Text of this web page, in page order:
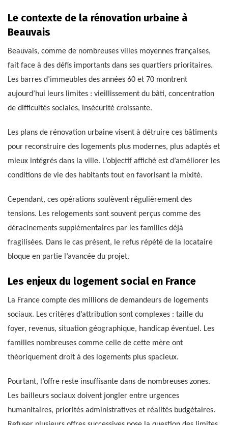
Le contexte de la rénovation urbaine à
Beauvais
Beauvais, comme de nombreuses villes moyennes françaises,
fait face à des défis importants dans ses quartiers prioritaires.
Les barres d’immeubles des années 60 et 70 montrent
aujourd’hui leurs limites : vieillissement du bâti, concentration
de difficultés sociales, insécurité croissante.
Les plans de rénovation urbaine visent à détruire ces bâtiments
pour reconstruire des logements plus modernes, plus adaptés et
mieux intégrés dans la ville. L’objectif affiché est d’améliorer les
conditions de vie des habitants tout en favorisant la mixité.
Cependant, ces opérations soulèvent régulièrement des
tensions. Les relogements sont souvent perçus comme des
déracinements supplémentaires par les familles déjà
fragilisées. Dans le cas présent, le refus répété de la locataire
bloque en partie l’avancée du projet.
Les enjeux du logement social en France
La France compte des millions de demandeurs de logements
sociaux. Les critères d’attribution sont complexes : taille du
foyer, revenus, situation géographique, handicap éventuel. Les
familles nombreuses comme celle de cette mère ont
théoriquement droit à des logements plus spacieux.
Pourtant, l’offre reste insuffisante dans de nombreuses zones.
Les bailleurs sociaux doivent jongler entre urgences
humanitaires, priorités administratives et réalités budgétaires.